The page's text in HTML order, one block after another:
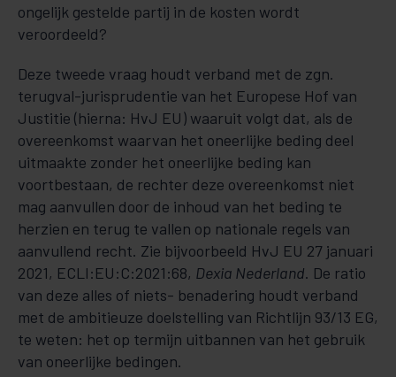
ongelijk gestelde partij in de kosten wordt
veroordeeld?
Deze tweede vraag houdt verband met de zgn.
terugval-jurisprudentie van het Europese Hof van
Justitie (hierna: HvJ EU) waaruit volgt dat, als de
overeenkomst waarvan het oneerlijke beding deel
uitmaakte zonder het oneerlijke beding kan
voortbestaan, de rechter deze overeenkomst niet
mag aanvullen door de inhoud van het beding te
herzien en terug te vallen op nationale regels van
aanvullend recht. Zie bijvoorbeeld HvJ EU 27 januari
2021, ECLI:EU:C:2021:68, Dexia Nederland. De ratio
van deze alles of niets- benadering houdt verband
met de ambitieuze doelstelling van Richtlijn 93/13 EG,
te weten: het op termijn uitbannen van het gebruik
van oneerlijke bedingen.